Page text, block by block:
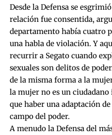
Desde la Defensa se
relación fue consentida,
departamento había cuatro
una habla de violación. Y
recurrir a Segato cuando
sexuales son delitos de
de la misma forma a la
la mujer no es un
que haber una adaptación
campo del poder.
A menudo la Defensa del